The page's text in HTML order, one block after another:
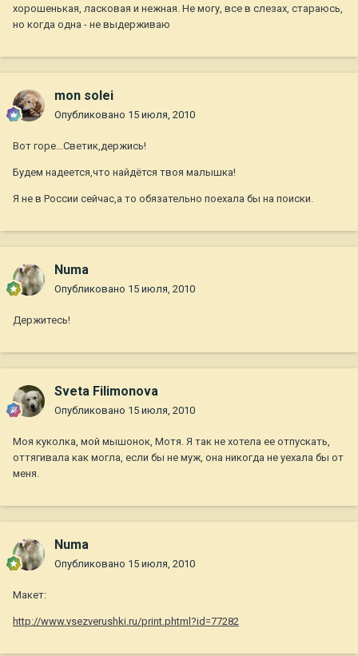
хорошенькая, ласковая и нежная. Не могу, все в слезах, стараюсь,
но когда одна - не выдерживаю
mon solei
Опубликовано 15 июля, 2010
Вот горе...Светик,держись!
Будем надеется,что найдётся твоя малышка!
Я не в России сейчас,а то обязательно поехала бы на поиски.
Numa
Опубликовано 15 июля, 2010
Держитесь!
Sveta Filimonova
Опубликовано 15 июля, 2010
Моя куколка, мой мышонок, Мотя. Я так не хотела ее отпускать,
оттягивала как могла, если бы не муж, она никогда не уехала бы от
меня.
Numa
Опубликовано 15 июля, 2010
Макет:
http://www.vsezverushki.ru/print.phtml?id=77282